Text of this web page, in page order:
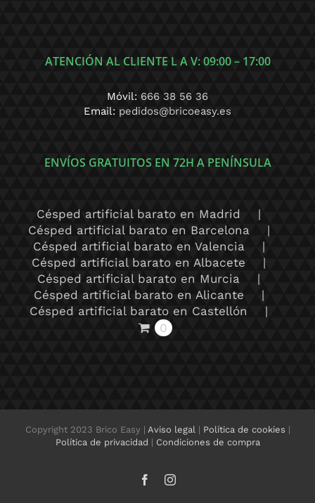
ATENCIÓN AL CLIENTE L A V: 09:00 – 17:00
Móvil: 666 38 56 36
Email: pedidos@bricoeasy.es
ENVÍOS GRATUITOS EN 72H A PENÍNSULA
Césped artificial barato en Madrid
Césped artificial barato en Barcelona
Césped artificial barato en Valencia
Césped artificial barato en Albacete
Césped artificial barato en Murcia
Césped artificial barato en Alicante
Césped artificial barato en Castellón
0
Copyright 2023 Brico Easy | Aviso legal | Política de cookies |
Política de privacidad | Condiciones de compra
FacebookInstagram